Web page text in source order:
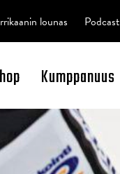
Kumppanuus
lounas Podcast